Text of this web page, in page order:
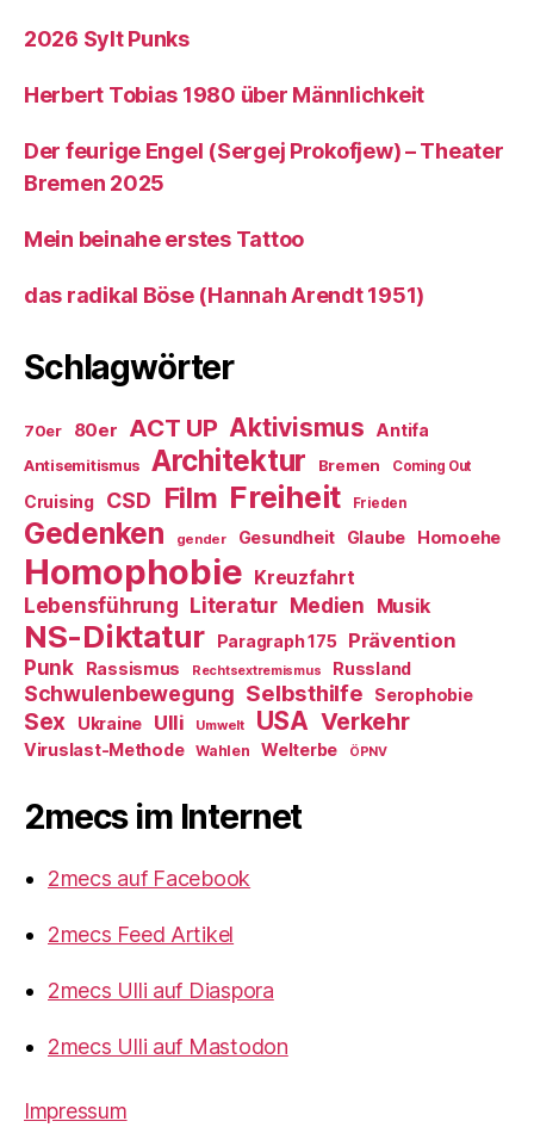
2026 Sylt Punks
Herbert Tobias 1980 über Männlichkeit
Der feurige Engel (Sergej Prokofjew) – Theater
Bremen 2025
Mein beinahe erstes Tattoo
das radikal Böse (Hannah Arendt 1951)
Schlagwörter
70er 80er ACT UP Aktivismus Antifa
Antisemitismus Architektur Bremen Coming Out
Cruising CSD Film Freiheit Frieden
Gedenken gender Gesundheit Glaube Homoehe
Homophobie Kreuzfahrt
Lebensführung Literatur Medien Musik
NS-Diktatur Paragraph 175
Prävention
Punk
Rassismus Rechtsextremismus Russland
Schwulenbewegung Selbsthilfe Serophobie
Sex Ukraine Ulli Umwelt USA Verkehr
Viruslast-Methode Wahlen Welterbe ÖPNV
2mecs im Internet
2mecs auf Facebook
2mecs Feed Artikel
2mecs Ulli auf Diaspora
2mecs Ulli auf Mastodon
Impressum